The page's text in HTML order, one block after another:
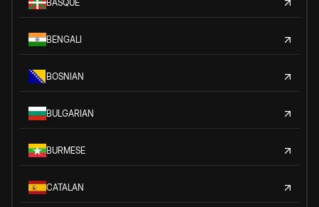
BASQUE
BENGALI
BOSNIAN
BULGARIAN
BURMESE
CATALAN